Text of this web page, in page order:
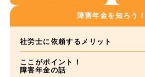
障害年金を知ろう！
社労士に依頼するメリット
ここがポイント！
障害年金の話